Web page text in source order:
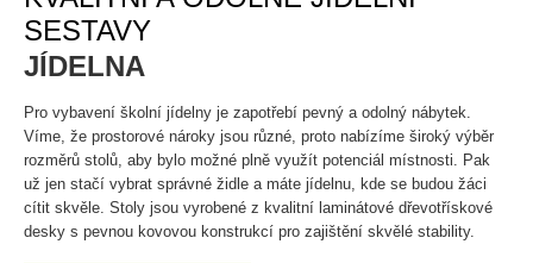
SESTAVY
JÍDELNA
Pro vybavení školní jídelny je zapotřebí pevný a odolný nábytek.
Víme, že prostorové nároky jsou různé, proto nabízíme široký výběr
rozměrů stolů, aby bylo možné plně využít potenciál místnosti. Pak
už jen stačí vybrat správné židle a máte jídelnu, kde se budou žáci
cítit skvěle. Stoly jsou vyrobené z kvalitní laminátové dřevotřískové
desky s pevnou kovovou konstrukcí pro zajištění skvělé stability.